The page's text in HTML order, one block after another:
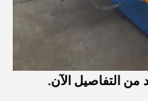
التفاصيل الآن.